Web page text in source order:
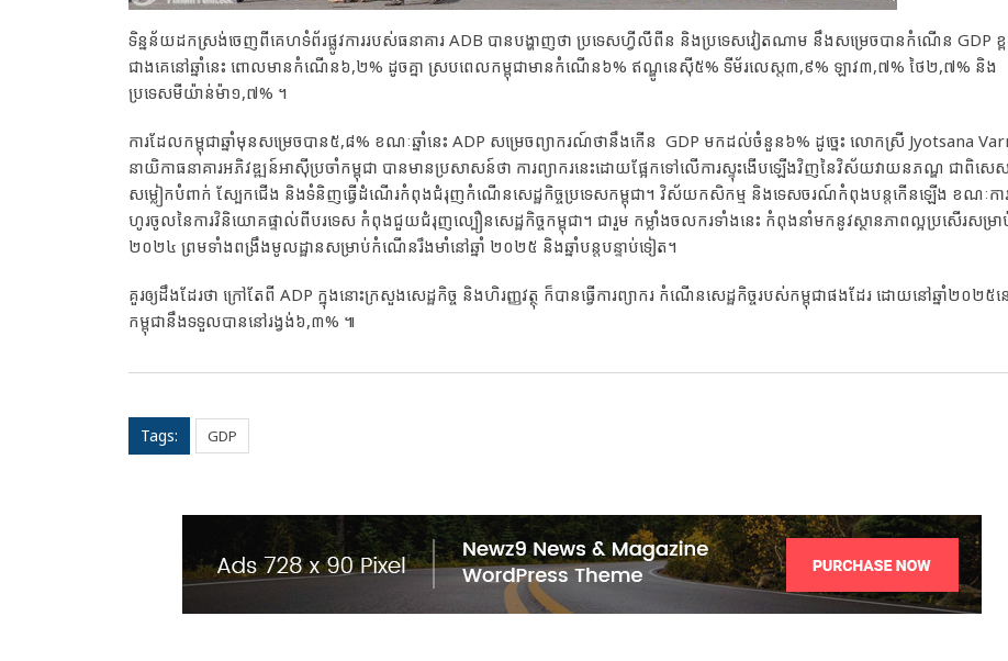
ទិន្នន័យដកស្រង់ចេញពីគេហទំព័រផ្លូវការរបស់ធនាគារ ADB បានបង្ហាញថា ប្រទេសហ្វីលីពីន និងប្រទេសវៀតណាម នឹងសម្រេចបានកំណើន GDP ខ្
ជាងគេនៅឆ្នាំនេះ ពោលមានកំណើន៦,២% ដូចគ្នា ស្របពេលកម្ពុជាមានកំណើន៦% ឥណ្ឌូនេស៊ី៥% ទីម័រលេស្ត៣,៩% ឡាវ៣,៧% ថៃ២,៧% និង
ប្រទេសមីយ៉ាន់ម៉ា១,៧% ។
ការដែលកម្ពុជាឆ្នាំមុនសម្រេចបាន៥,៨% ខណៈឆ្នាំនេះ ADP សម្រេចព្យាករណ៍ថានឹងកើន GDP មកដល់ចំនួន៦% ដូច្នេះ លោកស្រី Jyotsana
នាយិកាធនាគារអភិវឌ្ឍន៍អាស៊ីប្រចាំកម្ពុជា បានមានប្រសាសន៍ថា ការព្យាករនេះដោយផ្អែកទៅលើការស្ទុះងើបឡើងវិញនៃវិស័យវាយនភណ្ឌ ជាពិសេ
សម្លៀកបំពាក់ ស្បែកជើង និងទំនិញធ្វើដំណើរកំពុងជំរុញកំណើនសេដ្ឋកិច្ចប្រទេសកម្ពុជា។ វិស័យកសិកម្ម និងទេសចរណ៍កំពុងបន្តកើនឡើង ខណៈការ
ហូរចូលនៃការវិនិយោគផ្ទាល់ពីបរទេស កំពុងជួយជំរុញល្បឿនសេដ្ឋកិច្ចកម្ពុជា។ ជារួម កម្លាំងចលករទាំងនេះ កំពុងនាំមកនូវស្ថានភាពល្អប្រសើរសម្រាប់
២០២៤ ព្រមទាំងពង្រឹងមូលដ្ឋានសម្រាប់កំណើនរឹងមាំនៅឆ្នាំ ២០២៥ និងឆ្នាំបន្តបន្ទាប់ទៀត។
គួរឲ្យដឹងដែរថា ក្រៅតែពី ADP ក្នុងនោះក្រសួងសេដ្ឋកិច្ច និងហិរញ្ញវត្ថុ ក៏បានធ្វើការព្យាករ កំណើនសេដ្ឋកិច្ចរបស់កម្ពុជាផងដែរ ដោយនៅឆ្នាំ២០២៥ន
កម្ពុជានឹងទទួលបាននៅរង្វង់៦,៣% ៕
Tags: GDP